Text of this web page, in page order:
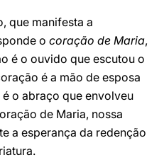
que manifesta a
o coração de Maria,
é o ouvido que escutou o
é a mão de esposa
o abraço que envolveu
de Maria, nossa
a esperança da redenção